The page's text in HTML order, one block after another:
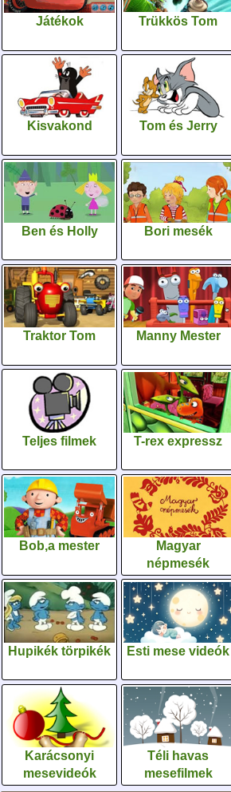
Játékok Trükkös Tom
Kisvakond Tom és Jerry
Ben és Holly Bori mesék
Traktor Tom Manny Mester
Teljes filmek T-rex expressz
Bob,a mester
Magyar
népmesék
Hupikék törpikék Esti mese videók
Karácsonyi
mesevideók
Téli havas
mesefilmek